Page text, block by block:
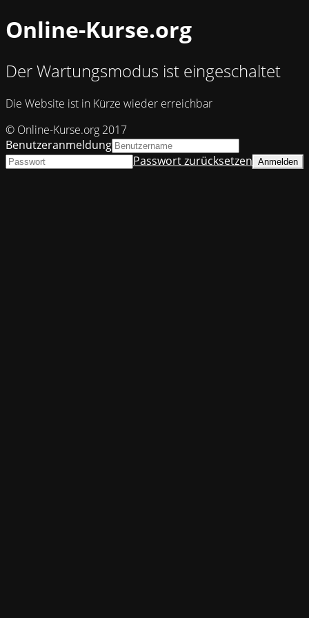
Online-Kurse.org
Der Wartungsmodus ist eingeschaltet
Die Website ist in Kürze wieder erreichbar
© Online-Kurse.org 2017
Benutzeranmeldung
Passwort zurücksetzen